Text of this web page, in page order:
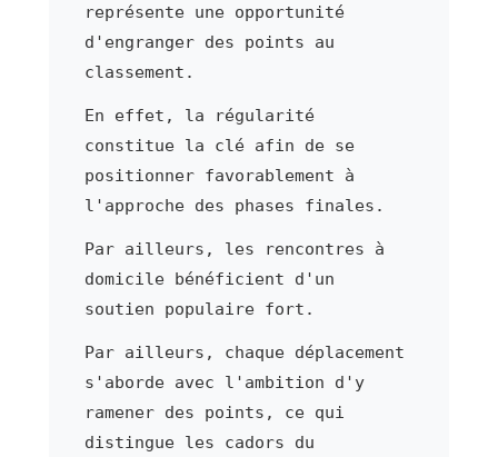
représente une opportunité
d'engranger des points au
classement.
En effet, la régularité
constitue la clé afin de se
positionner favorablement à
l'approche des phases finales.
Par ailleurs, les rencontres à
domicile bénéficient d'un
soutien populaire fort.
Par ailleurs, chaque déplacement
s'aborde avec l'ambition d'y
ramener des points, ce qui
distingue les cadors du